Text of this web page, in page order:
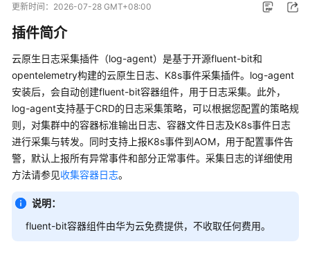
最
动
态
务
公
告
产
品
介
绍
计
更新时间： 2026-07-28 GMT+08:00
插件简介
云原生日志采集插件（log-agent）是基于开源fluent-bit和
opentelemetry构建的云原生日志、K8s事件采集插件。log-agent
安装后，会自动创建fluent-bit容器组件，用于日志采集。此外，
log-agent支持基于CRD的日志采集策略，可以根据您配置的策略规
则，对集群中的容器标准输出日志、容器文件日志及K8s事件日志
进行采集与转发。同时支持上报K8s事件到AOM，用于配置事件告
警，默认上报所有异常事件和部分正常事件。采集日志的详细使用
方法请参见收集容器日志。
说明：
fluent-bit容器组件由华为云免费提供，不收取任何费用。